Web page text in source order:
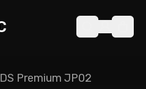
DS Premium JP02